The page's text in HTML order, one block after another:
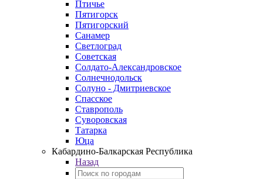
Птичье
Пятигорск
Пятигорский
Санамер
Светлоград
Советская
Солдато-Александровское
Солнечнодольск
Солуно - Дмитриевское
Спасское
Ставрополь
Суворовская
Татарка
Юца
Кабардино‑Балкарская Республика
Назад